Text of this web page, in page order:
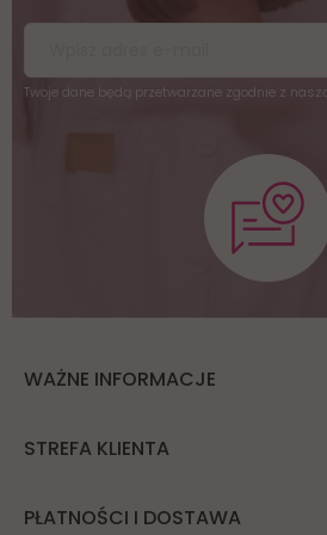
Twoje dane będą przetwarzane zgodnie z naszą
WAŻNE INFORMACJE
STREFA KLIENTA
PŁATNOŚCI I DOSTAWA